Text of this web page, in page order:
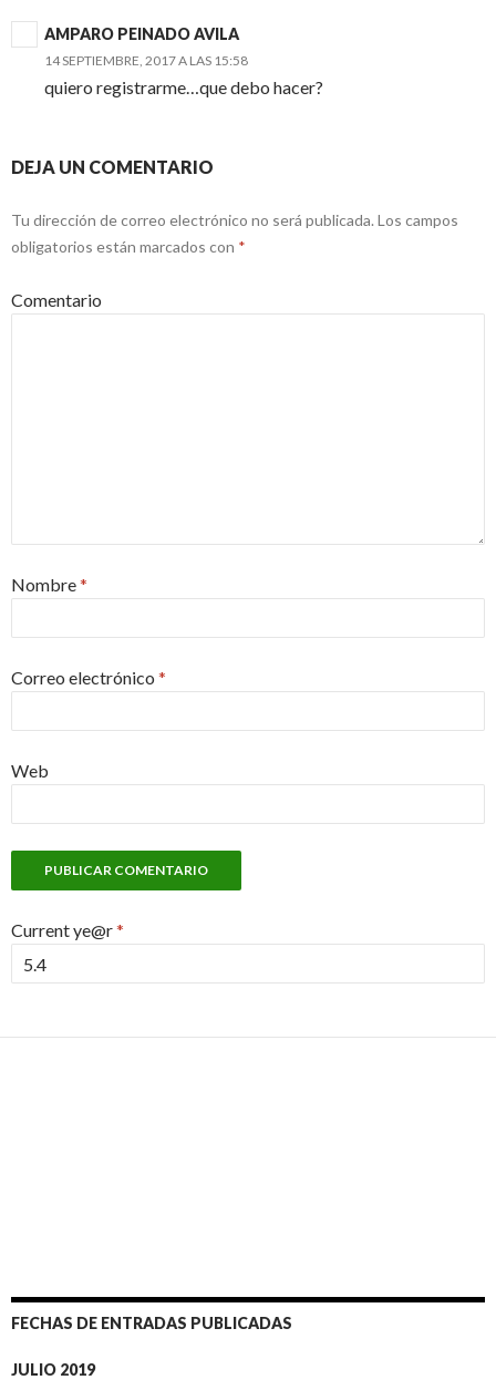
AMPARO PEINADO AVILA
14 SEPTIEMBRE, 2017 A LAS 15:58
quiero registrarme…que debo hacer?
DEJA UN COMENTARIO
Tu dirección de correo electrónico no será publicada. Los campos
obligatorios están marcados con *
Comentario
Nombre*
Correo electrónico *
Web
Current ye@r*
FECHAS DE ENTRADAS PUBLICADAS
JULIO 2019